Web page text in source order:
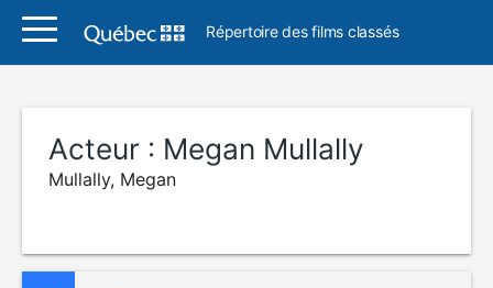
Répertoire des films classés
Acteur : Megan Mullally
Mullally, Megan